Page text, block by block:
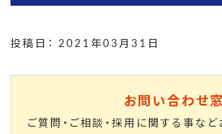
投稿日： 2021年03月31日
お問い合わせ
ご質問・ご相談・採用に関する事な